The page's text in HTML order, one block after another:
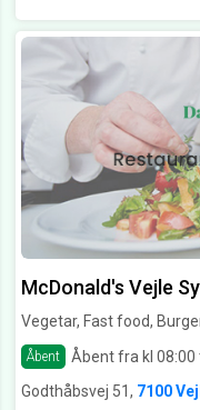
McDonald's Vejle
Vegetar, Fast food,
Åbent
Åbent fra kl 08:00
Godthåbsvej 51, 7100